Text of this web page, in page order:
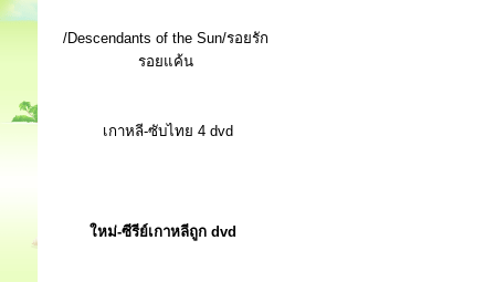
/Descendants of the Sun/รอยรัก
รอยแค้น
เกาหลี-ซับไทย 4 dvd
ใหม่-ซีรีย์เกาหลีถูก dvd